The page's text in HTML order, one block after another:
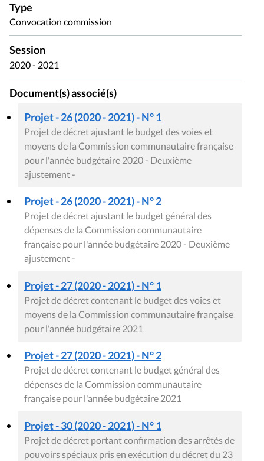
Type
Convocation commission
Session
2020 - 2021
Document(s) associé(s)
Projet - 26 (2020 - 2021) - N° 1
Projet de décret ajustant le budget des voies et
moyens de la Commission communautaire française
pour l'année budgétaire 2020 - Deuxième
ajustement -
Projet - 26 (2020 - 2021) - N° 2
Projet de décret ajustant le budget général des
dépenses de la Commission communautaire
française pour l'année budgétaire 2020 - Deuxième
ajustement -
Projet - 27 (2020 - 2021) - N° 1
Projet de décret contenant le budget des voies et
moyens de la Commission communautaire française
pour l'année budgétaire 2021
Projet - 27 (2020 - 2021) - N° 2
Projet de décret contenant le budget général des
dépenses de la Commission communautaire
française pour l'année budgétaire 2021
Projet - 30 (2020 - 2021) - N° 1
Projet de décret portant confirmation des arrêtés de
pouvoirs spéciaux pris en exécution du décret du 23